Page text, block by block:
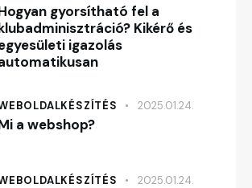
gyorsítható fel a
Kikérő és
igazolás
2025.01.24.
a webshop?
2025.01.24.